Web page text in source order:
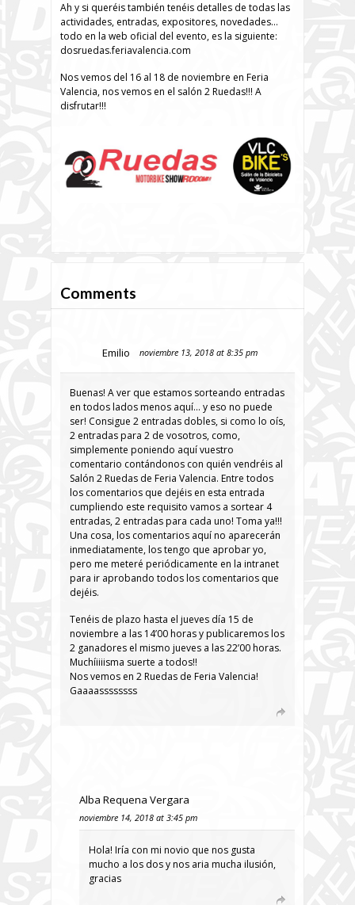
Ah y si queréis también tenéis detalles de todas las
actividades, entradas, expositores, novedades…
todo en la web oficial del evento, es la siguiente:
dosruedas.feriavalencia.com
Nos vemos del 16 al 18 de noviembre en Feria
Valencia, nos vemos en el salón 2 Ruedas!!! A
disfrutar!!!
Comments
Emilio noviembre 13, 2018 at 8:35 pm
Buenas! A ver que estamos sorteando entradas
en todos lados menos aquí… y eso no puede
ser! Consigue 2 entradas dobles, si como lo oís,
2 entradas para 2 de vosotros, como,
simplemente poniendo aquí vuestro
comentario contándonos con quién vendréis al
Salón 2 Ruedas de Feria Valencia. Entre todos
los comentarios que dejéis en esta entrada
cumpliendo este requisito vamos a sortear 4
entradas, 2 entradas para cada uno! Toma ya!!!
Una cosa, los comentarios aquí no aparecerán
inmediatamente, los tengo que aprobar yo,
pero me meteré periódicamente en la intranet
para ir aprobando todos los comentarios que
dejéis.
Tenéis de plazo hasta el jueves día 15 de
noviembre a las 14’00 horas y publicaremos los
2 ganadores el mismo jueves a las 22’00 horas.
Muchíiiiisma suerte a todos!!
Nos vemos en 2 Ruedas de Feria Valencia!
Gaaaassssssss
Alba Requena Vergara
noviembre 14, 2018 at 3:45 pm
Hola! Iría con mi novio que nos gusta
mucho a los dos y nos aria mucha ilusión,
gracias